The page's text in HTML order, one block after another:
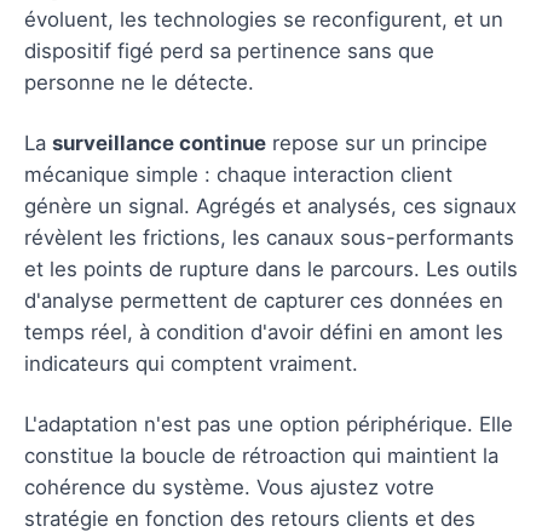
évoluent, les technologies se reconfigurent, et un
dispositif figé perd sa pertinence sans que
personne ne le détecte.
La surveillance continue repose sur un principe
mécanique simple : chaque interaction client
génère un signal. Agrégés et analysés, ces signaux
révèlent les frictions, les canaux sous-performants
et les points de rupture dans le parcours. Les outils
d'analyse permettent de capturer ces données en
temps réel, à condition d'avoir défini en amont les
indicateurs qui comptent vraiment.
L'adaptation n'est pas une option périphérique. Elle
constitue la boucle de rétroaction qui maintient la
cohérence du système. Vous ajustez votre
stratégie en fonction des retours clients et des